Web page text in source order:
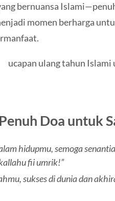
bernuansa
momen berharga
ucapan ulang tahun Islami
Doa untuk
hidupmu, semoga
fii umrik!”
sukses di dunia dan